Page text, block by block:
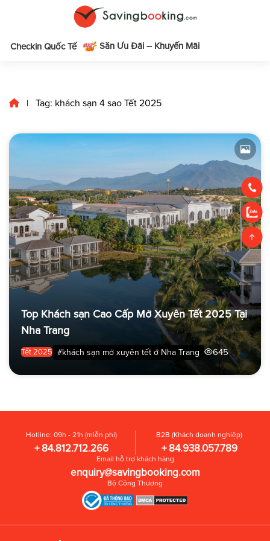
Checkin Quốc Tế Săn Ưu Đãi – Khuyến Mãi
| Tag: khách sạn 4 sao Tết 2025
Top Khách sạn Cao Cấp Mở Xuyên Tết 2025 Tại
Nha Trang
Tết 2025 #khách sạn mở xuyên tết ở Nha Trang 645
Hotline: 09h - 21h (miễn phí)
+ 84.812.712.266
B2B (Khách doanh nghiệp)
+ 84.938.057.789
Email hỗ trợ khách hàng
enquiry@savingbooking.com
Bộ Công Thương